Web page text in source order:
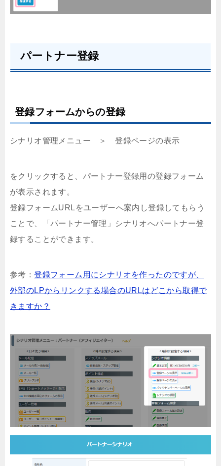
パートナー登録
登録フォームからの登録
シナリオ管理メニュー ＞ 登録ページの表示
をクリックすると、パートナー登録用の登録フォーム
が表示されます。
登録フォームURLをユーザーへ案内し登録してもらう
ことで、「パートナー管理」シナリオへパートナー登
録することができます。
参考：登録フォーム用にシナリオを作ったのですが、
外部のLPからリンクする場合のURLはどこから取得で
きますか？